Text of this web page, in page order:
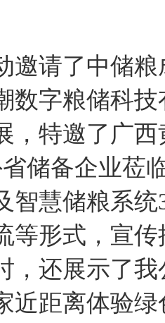
请了中储粮
数字粮储科
，特邀了广
储备企业莅
智慧储粮系
等形式，宣
，还展示了
近距离体验